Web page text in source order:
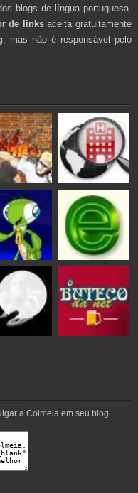
blogs de língua portuguesa.
de linksaceita gratuitamente
, mas não é responsável pelo
a Colmeia em seu blog.